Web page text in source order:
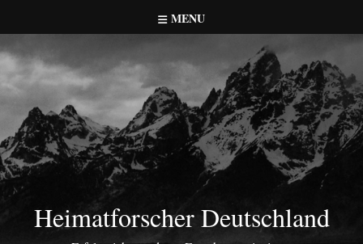
to
content
MENU
Heimatforscher Deutschland